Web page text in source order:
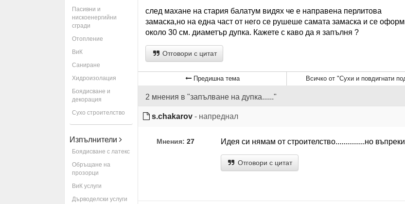
Пасивни и
нискоенергийни
сгради
Отопление
ВиК
Саниране
Хидроизолация
Боядисване и
декорация
Сухо строителство
Изпълнители
Боядисване с латекс
Обръщане на
прозорци
ВиК услуги
Дърводелски услуги
след махане на стария балатум видях че е направена перлитова
замаска,но на една част от него се рушеше самата замаска и се
около 30 см. диаметър дупка. Кажете с каво да я запълня ?
Отговори с цитат
Предишна тема Всичко от "Сухи и повдигнати
2 мнения в "запълване на дупка......"
s.chakarov - напреднал
Мнения: 27 Идея си нямам от строителство...............но
Отговори с цитат